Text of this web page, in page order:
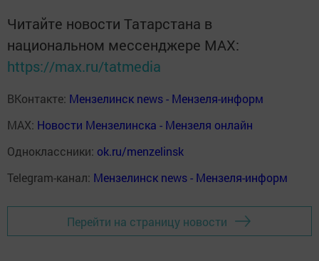
Читайте новости Татарстана в
национальном мессенджере MАХ:
https://max.ru/tatmedia
ВКонтакте: Мензелинск news - Мензеля-информ
MAX: Новости Мензелинска - Мензеля онлайн
Одноклассники: ok.ru/menzelinsk
Telegram-канал: Мензелинск news - Мензеля-информ
Перейти на страницу новости